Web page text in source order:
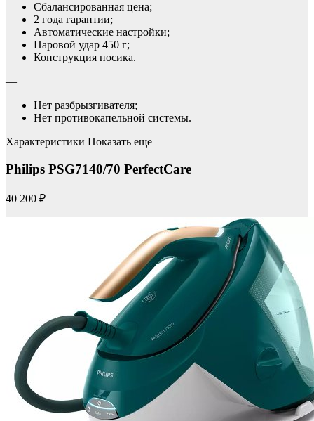
Сбалансированная цена;
2 года гарантии;
Автоматические настройки;
Паровой удар 450 г;
Конструкция носика.
—
Нет разбрызгивателя;
Нет противокапельной системы.
Характеристики Показать еще
Philips PSG7140/70 PerfectCare
40 200 ₽